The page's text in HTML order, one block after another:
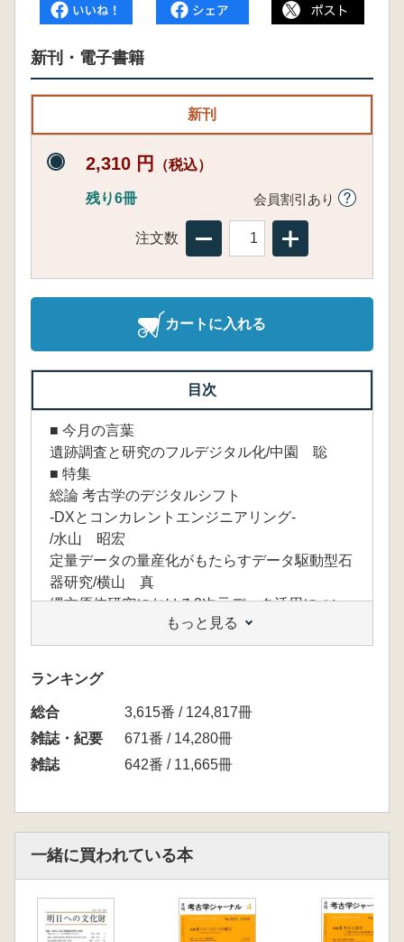
新刊・電子書籍
新刊
2,310 円 （税込）
残り6冊 会員割引あり
注文数
カートに入れる
目次
■ 今月の言葉
遺跡調査と研究のフルデジタル化/中園 聡
■ 特集
総論 考古学のデジタルシフト
-DXとコンカレントエンジニアリング-
/水山 昭宏
定量データの量産化がもたらすデータ駆動型石
器研究/横山 真
縄文原体研究における3次元データ活用につい
/植田 真
埋蔵文化財行政のデジタル化
～静岡県富士市での実践～
/佐藤 祐樹
全国文化財総覧と考古学研究データ共有/高
田 祐一
韓国・胎室研究の現状と課題
■ 全国・地方の考古学会 (6)
熊本県 肥後考古学会 組織の歩みと動向
もっと見る
ランキング
総合
3,615番 / 124,817冊
雑誌・紀要
671番 / 14,280冊
雑誌
642番 / 11,665冊
一緒に買われている本